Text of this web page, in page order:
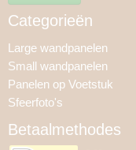
Categorieën
Large wandpanelen
Small wandpanelen
Panelen op Voetstuk
Sfeerfoto's
Betaalmethodes